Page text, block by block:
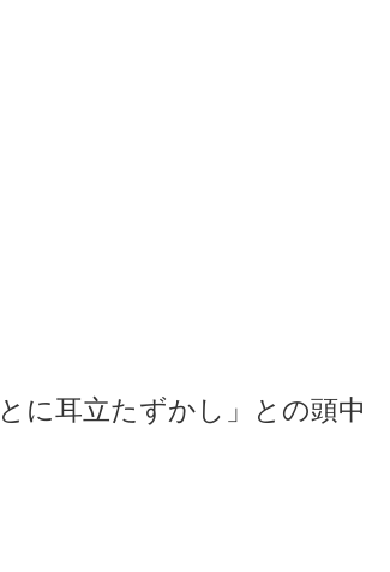
に耳立たずかし」との頭中